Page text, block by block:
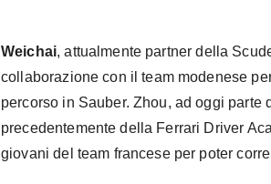
Weichai, attualmente partner della
collaborazione con il team modenese
percorso in Sauber. Zhou, ad oggi parte
precedentemente della Ferrari Driver
giovani del team francese per poter